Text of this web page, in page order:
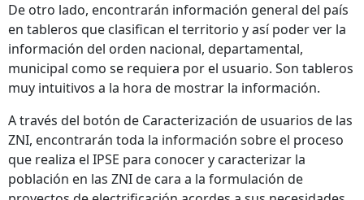
De otro lado, encontrarán información general del país
en tableros que clasifican el territorio y así poder ver la
información del orden nacional, departamental,
municipal como se requiera por el usuario. Son tableros
muy intuitivos a la hora de mostrar la información.
A través del botón de Caracterización de usuarios de las
ZNI, encontrarán toda la información sobre el proceso
que realiza el IPSE para conocer y caracterizar la
población en las ZNI de cara a la formulación de